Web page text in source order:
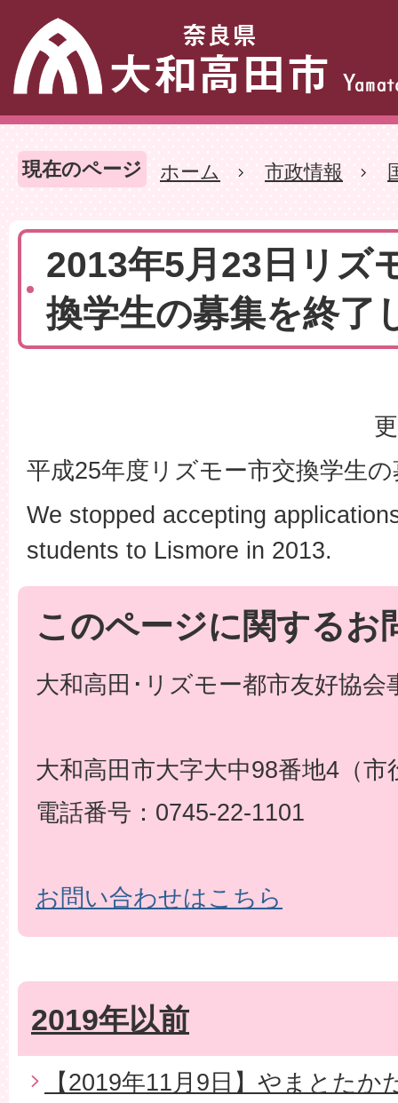
現在のページ ホーム 市政情報
2013年5月23日リズ
換学生の募集を終了
平成25年度リズモー市交換学生
We stopped accepting
students to Lismore in 2013.
このページに関するお
大和高田･リズモー都市友好協会
大和高田市大字大中98番地4（市
電話番号：0745-22-1101
お問い合わせはこちら
2019年以前
【2019年11月9日】やまとた